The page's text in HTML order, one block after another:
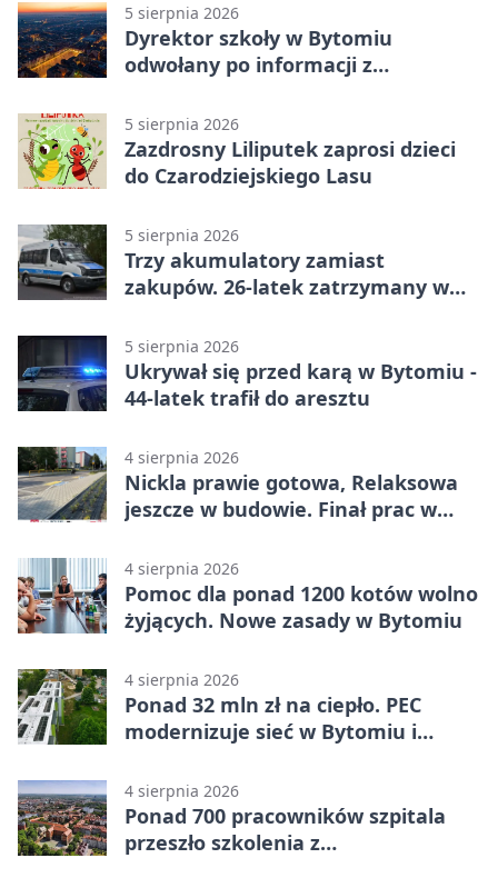
5 sierpnia 2026
Dyrektor szkoły w Bytomiu
odwołany po informacji z
5 sierpnia 2026
Zazdrosny Liliputek zaprosi dzieci
do Czarodziejskiego Lasu
5 sierpnia 2026
Trzy akumulatory zamiast
zakupów. 26-latek zatrzymany w
5 sierpnia 2026
Ukrywał się przed karą w Bytomiu -
44-latek trafił do aresztu
4 sierpnia 2026
Nickla prawie gotowa, Relaksowa
jeszcze w budowie. Finał prac w
4 sierpnia 2026
Pomoc dla ponad 1200 kotów wolno
żyjących. Nowe zasady w Bytomiu
4 sierpnia 2026
Ponad 32 mln zł na ciepło. PEC
modernizuje sieć w Bytomiu i
4 sierpnia 2026
Ponad 700 pracowników szpitala
przeszło szkolenia z